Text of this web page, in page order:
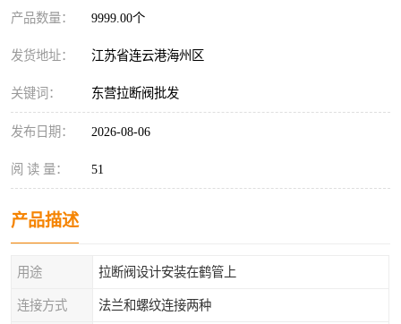
产品数量： 9999.00个
发货地址： 江苏省连云港海州区
关键词： 东营拉断阀批发
发布日期： 2026-08-06
阅 读 量： 51
产品描述
用途 拉断阀设计安装在鹤管上
连接方式 法兰和螺纹连接两种